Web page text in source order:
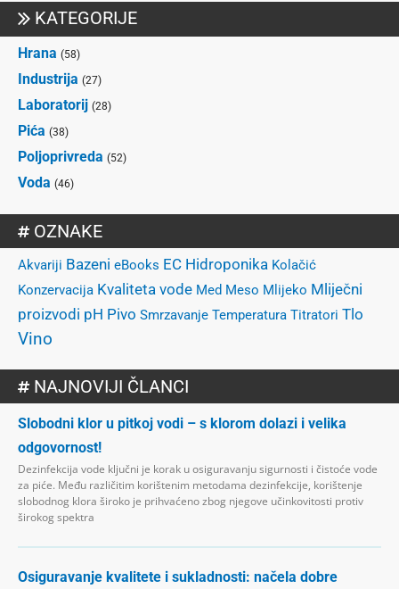
KATEGORIJE
Hrana (58)
Industrija (27)
Laboratorij (28)
Pića (38)
Poljoprivreda (52)
Voda (46)
OZNAKE
Akvariji Bazeni eBooks EC Hidroponika Kolačić
Konzervacija Kvaliteta vode Med Meso Mlijeko Mliječni
proizvodi pH Pivo Smrzavanje Temperatura Titratori Tlo
Vino
NAJNOVIJI ČLANCI
Slobodni klor u pitkoj vodi – s klorom dolazi i velika
odgovornost!
Dezinfekcija vode ključni je korak u osiguravanju sigurnosti i čistoće vode
za piće. Među različitim korištenim metodama dezinfekcije, korištenje
slobodnog klora široko je prihvaćeno zbog njegove učinkovitosti protiv
širokog spektra
Osiguravanje kvalitete i sukladnosti: načela dobre